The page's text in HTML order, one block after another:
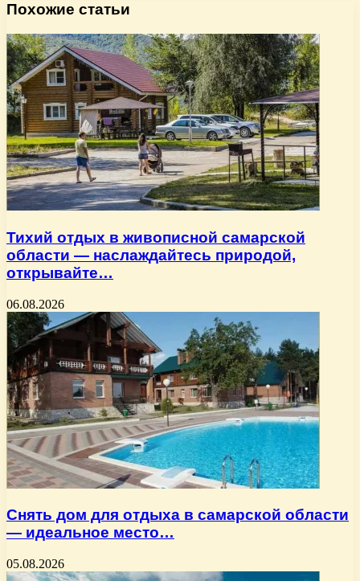
Похожие статьи
Тихий отдых в живописной самарской
области — наслаждайтесь природой,
открывайте…
06.08.2026
Снять дом для отдыха в самарской области
— идеальное место…
05.08.2026